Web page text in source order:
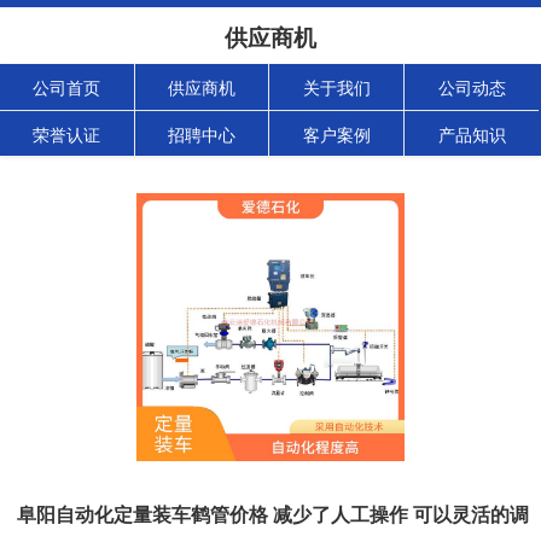
供应商机
公司首页 供应商机 关于我们 公司动态
荣誉认证 招聘中心 客户案例 产品知识
阜阳自动化定量装车鹤管价格 减少了人工操作 可以灵活的调